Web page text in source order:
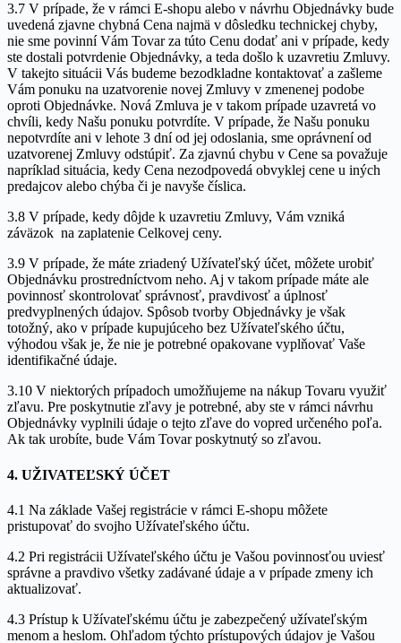
3.7 V prípade, že v rámci E-shopu alebo v návrhu Objednávky bude
uvedená zjavne chybná Cena najmä v dôsledku technickej chyby,
nie sme povinní Vám Tovar za túto Cenu dodať ani v prípade, kedy
ste dostali potvrdenie Objednávky, a teda došlo k uzavretiu Zmluvy.
V takejto situácii Vás budeme bezodkladne kontaktovať a zašleme
Vám ponuku na uzatvorenie novej Zmluvy v zmenenej podobe
oproti Objednávke. Nová Zmluva je v takom prípade uzavretá vo
chvíli, kedy Našu ponuku potvrdíte. V prípade, že Našu ponuku
nepotvrdíte ani v lehote 3 dní od jej odoslania, sme oprávnení od
uzatvorenej Zmluvy odstúpiť. Za zjavnú chybu v Cene sa považuje
napríklad situácia, kedy Cena nezodpovedá obvyklej cene u iných
predajcov alebo chýba či je navyše číslica.
3.8 V prípade, kedy dôjde k uzavretiu Zmluvy, Vám vzniká
záväzok na zaplatenie Celkovej ceny.
3.9 V prípade, že máte zriadený Užívateľský účet, môžete urobiť
Objednávku prostredníctvom neho. Aj v takom prípade máte ale
povinnosť skontrolovať správnosť, pravdivosť a úplnosť
predvyplnených údajov. Spôsob tvorby Objednávky je však
totožný, ako v prípade kupujúceho bez Užívateľského účtu,
výhodou však je, že nie je potrebné opakovane vyplňovať Vaše
identifikačné údaje.
3.10 V niektorých prípadoch umožňujeme na nákup Tovaru využiť
zľavu. Pre poskytnutie zľavy je potrebné, aby ste v rámci návrhu
Objednávky vyplnili údaje o tejto zľave do vopred určeného poľa.
Ak tak urobíte, bude Vám Tovar poskytnutý so zľavou.
4. UŽIVATEĽSKÝ ÚČET
4.1 Na základe Vašej registrácie v rámci E-shopu môžete
pristupovať do svojho Užívateľského účtu.
4.2 Pri registrácii Užívateľského účtu je Vašou povinnosťou uviesť
správne a pravdivo všetky zadávané údaje a v prípade zmeny ich
aktualizovať.
4.3 Prístup k Užívateľskému účtu je zabezpečený užívateľským
menom a heslom. Ohľadom týchto prístupových údajov je Vašou